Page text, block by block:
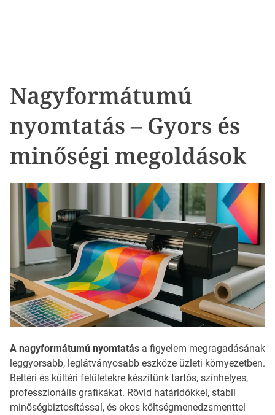
Nagyformátumú
nyomtatás – Gyors és
minőségi megoldások
A nagyformátumú nyomtatás a figyelem megragadásának
leggyorsabb, leglátványosabb eszköze üzleti környezetben.
Beltéri és kültéri felületekre készítünk tartós, színhelyes,
professzionális grafikákat. Rövid határidőkkel, stabil
minőségbiztosítással, és okos költségmenedzsmenttel